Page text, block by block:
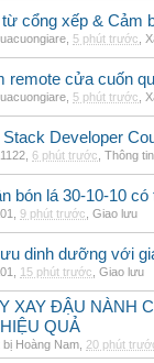
từ cổng xếp & Cảm
5 phút trước
remote cửa cuốn
5 phút trước
Stack Developer
6 phút trước Thông
bón lá 30-10-10
9 phút trước Giao lưu
dinh dưỡng với
15 phút trước Giao lưu
XAY ĐẬU NÀNH
QUẢ
bị Hoàng Nam 20 phút